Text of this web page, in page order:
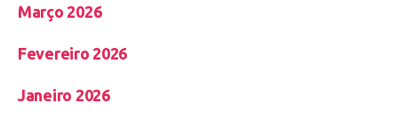
Março 2026
Fevereiro 2026
Janeiro 2026